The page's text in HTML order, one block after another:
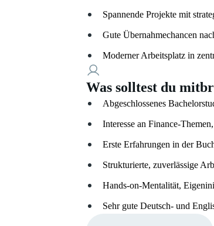
Spannende Projekte mit
Gute Übernahmechancen
Moderner Arbeitsplatz in
Was solltest du
Abgeschlossenes
Interesse an Finance-
Erste Erfahrungen in der
Strukturierte, zuverlässige
Hands-on-Mentalität,
Sehr gute Deutsch- und